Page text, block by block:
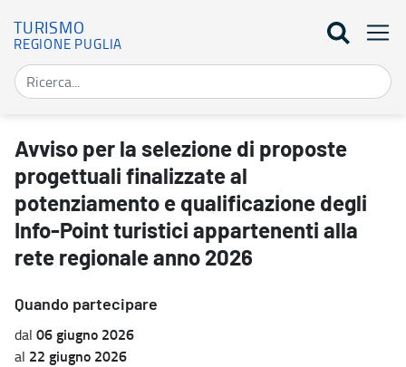
TURISMO
REGIONE PUGLIA
Avviso per la selezione di proposte progettuali finalizzate al
Avviso per la selezione di proposte
progettuali finalizzate al
potenziamento e qualificazione degli
Info-Point turistici appartenenti alla
rete regionale anno 2026
Quando partecipare
dal 06 giugno 2026
al 22 giugno 2026